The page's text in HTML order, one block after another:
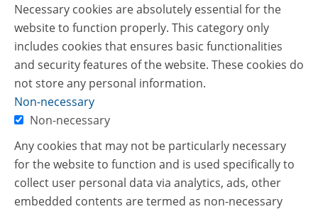
Necessary cookies are absolutely essential for the
website to function properly. This category only
includes cookies that ensures basic functionalities
and security features of the website. These cookies do
not store any personal information.
Non-necessary
Non-necessary
Any cookies that may not be particularly necessary
for the website to function and is used specifically to
collect user personal data via analytics, ads, other
embedded contents are termed as non-necessary